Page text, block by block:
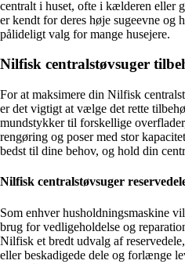
centralt i huset, ofte i kælderen eller
er kendt for deres høje sugeevne og
pålideligt valg for mange husejere.
Nilfisk centralstøvsuger
For at maksimere din Nilfisk
er det vigtigt at vælge det rette
mundstykker til forskellige
rengøring og poser med stor
bedst til dine behov, og hold din
Nilfisk centralstøvsuger
Som enhver husholdningsmaskine
brug for vedligeholdelse og
Nilfisk et bredt udvalg af
eller beskadigede dele og forlænge